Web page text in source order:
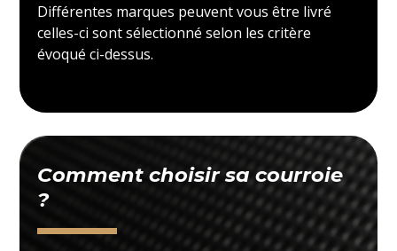
Différentes marques peuvent vous être livré
celles-ci sont sélectionné selon les critère
évoqué ci-dessus.
Comment choisir sa courroie
?